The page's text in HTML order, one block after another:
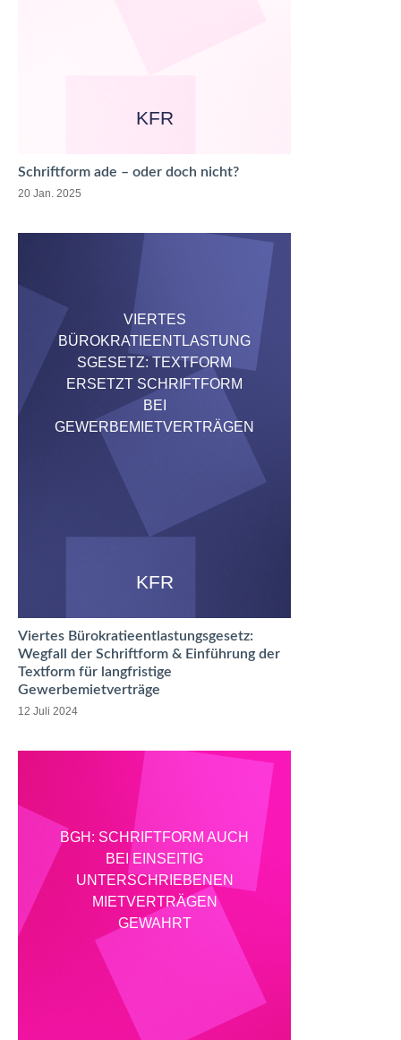
KFR
Schriftform ade – oder doch nicht?
20 Jan. 2025
VIERTES
BÜROKRATIEENTLASTUNG
SGESETZ: TEXTFORM
ERSETZT SCHRIFTFORM
BEI
GEWERBEMIETVERTRÄGEN
KFR
Viertes Bürokratieentlastungsgesetz:
Wegfall der Schriftform & Einführung der
Textform für langfristige
Gewerbemietverträge
12 Juli 2024
BGH: SCHRIFTFORM AUCH
BEI EINSEITIG
UNTERSCHRIEBENEN
MIETVERTRÄGEN
GEWAHRT